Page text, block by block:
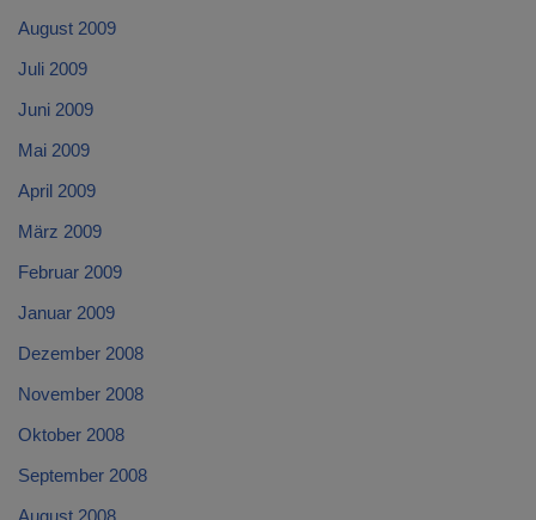
August 2009
Juli 2009
Juni 2009
Mai 2009
April 2009
März 2009
Februar 2009
Januar 2009
Dezember 2008
November 2008
Oktober 2008
September 2008